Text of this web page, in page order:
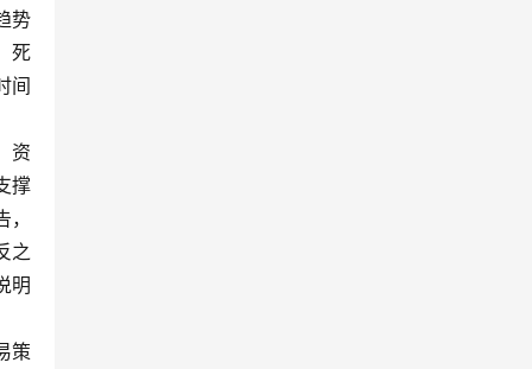
势
死
间
资
撑
之
明
策